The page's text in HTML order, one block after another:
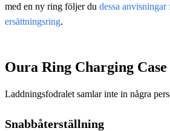
med en ny ring följer du dessa
ersättningsring.
Oura Ring Charging Case
Laddningsfodralet samlar inte in några
Snabbåterställning